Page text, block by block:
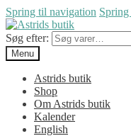
Spring til navigation
Søg efter:
Menu
Astrids butik
Shop
Om Astrids butik
Kalender
English